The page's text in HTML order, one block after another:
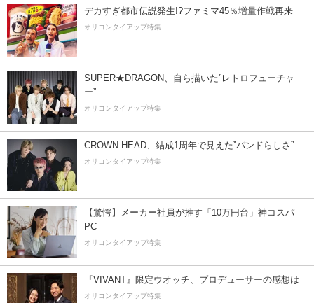
デカすぎ都市伝説発生!?ファミマ45％増量作戦再来
オリコンタイアップ特集
SUPER★DRAGON、自ら描いた”レトロフューチャ
ー”
オリコンタイアップ特集
CROWN HEAD、結成1周年で見えた”バンドらしさ”
オリコンタイアップ特集
【驚愕】メーカー社員が推す「10万円台」神コスパ
PC
オリコンタイアップ特集
『VIVANT』限定ウオッチ、プロデューサーの感想は
オリコンタイアップ特集